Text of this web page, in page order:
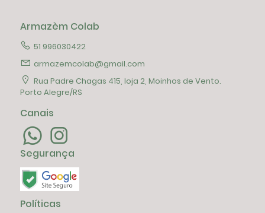
Armazèm Colab
51 996030422
armazemcolab@gmail.com
Rua Padre Chagas 415, loja 2, Moinhos de Vento.
Porto Alegre/RS
Canais
Segurança
Políticas